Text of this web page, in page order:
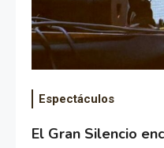
Espectáculos
El Gran Silencio